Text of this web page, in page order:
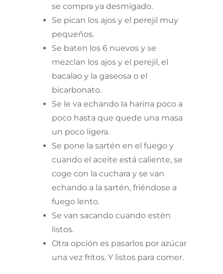
se compra ya desmigado.
Se pican los ajos y el perejil muy
pequeños.
Se baten los 6 nuevos y se
mezclan los ajos y el perejil, el
bacalao y la gaseosa o el
bicarbonato.
Se le va echando la harina poco a
poco hasta que quede una masa
un poco ligera.
Se pone la sartén en el fuego y
cuando el aceite está caliente, se
coge con la cuchara y se van
echando a la sartén, friéndose a
fuego lento.
Se van sacando cuando estén
listos.
Otra opción es pasarlos por azúcar
una vez fritos. Y listos para comer.